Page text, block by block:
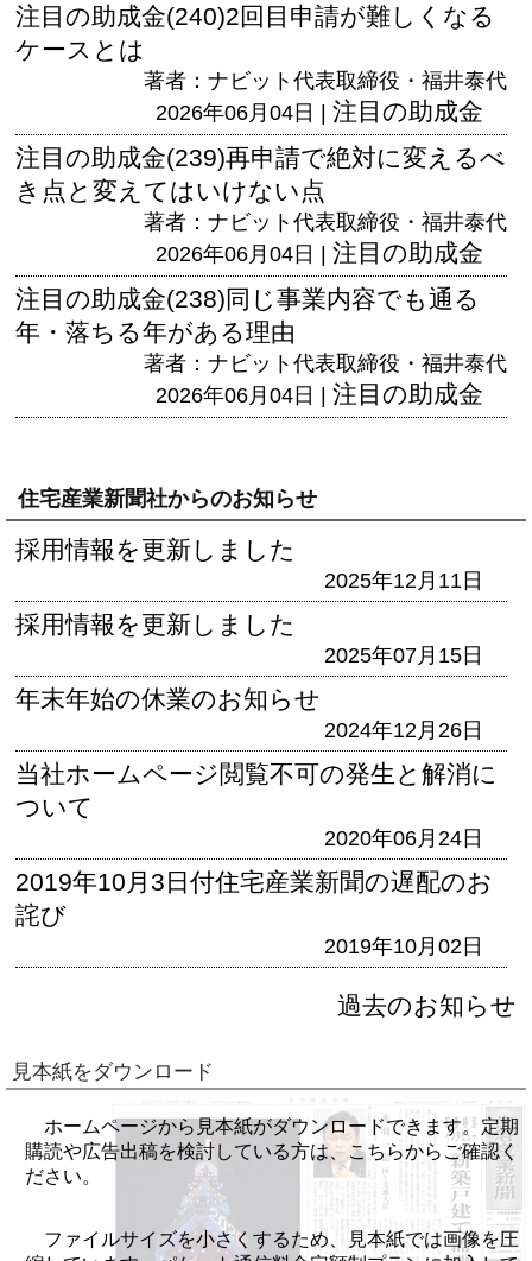
注目の助成金(240)2回目申請が難しくなる
ケースとは
著者：ナビット代表取締役・福井泰代
2026年06月04日 | 注目の助成金
注目の助成金(239)再申請で絶対に変えるべ
き点と変えてはいけない点
著者：ナビット代表取締役・福井泰代
2026年06月04日 | 注目の助成金
注目の助成金(238)同じ事業内容でも通る
年・落ちる年がある理由
著者：ナビット代表取締役・福井泰代
2026年06月04日 | 注目の助成金
住宅産業新聞社からのお知らせ
採用情報を更新しました
2025年12月11日
採用情報を更新しました
2025年07月15日
年末年始の休業のお知らせ
2024年12月26日
当社ホームページ閲覧不可の発生と解消に
ついて
2020年06月24日
2019年10月3日付住宅産業新聞の遅配のお
詫び
2019年10月02日
過去のお知らせ
見本紙をダウンロード
ホームページから見本紙がダウンロードできます。定期
購読や広告出稿を検討している方は、こちらからご確認く
ださい。
ファイルサイズを小さくするため、見本紙では画像を圧